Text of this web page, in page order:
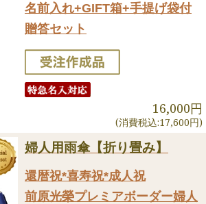
名前入れ+GIFT箱+手提げ袋付
贈答セット
16,000円
(消費税込:17,600円)
婦人用雨傘【折り畳み】
還暦祝*喜寿祝*成人祝
前原光榮プレミアボーダー婦人